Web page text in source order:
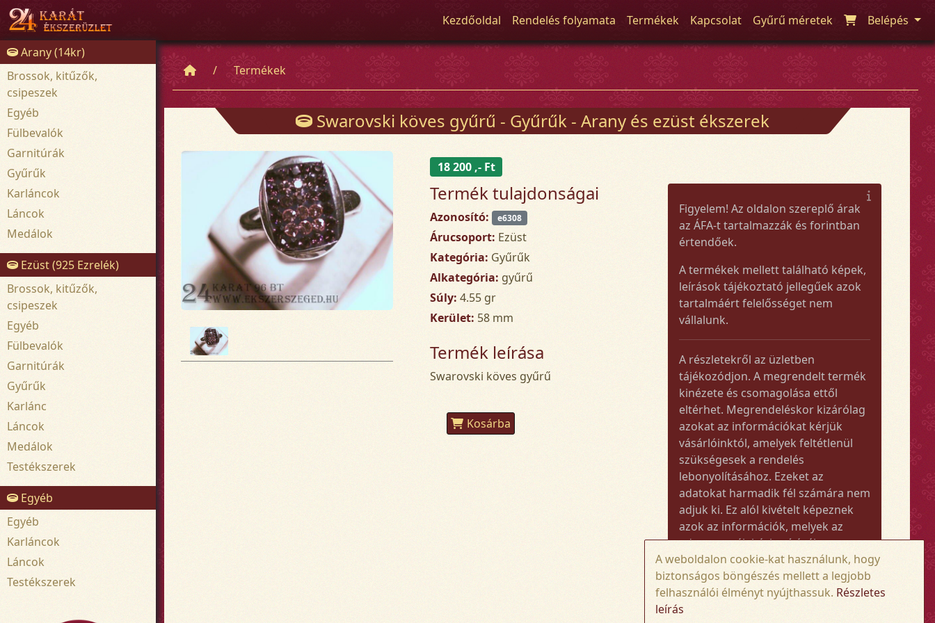
Kezdőoldal Rendelés folyamata Termékek Kapcsolat Gyűrű méretek Belépés
Arany (14kr)
Brossok, kitűzők,
csipeszek
Egyéb
Fülbevalók
Garnitúrák
Gyűrűk
Karláncok
Láncok
Medálok
Ezüst (925 Ezrelék)
Brossok, kitűzők,
csipeszek
Egyéb
Fülbevalók
Garnitúrák
Gyűrűk
Karlánc
Láncok
Medálok
Testékszerek
Egyéb
Egyéb
Karláncok
Láncok
Testékszerek
Termékek
Swarovski köves gyűrű - Gyűrűk - Arany és ezüst ékszerek
18 200 ,- Ft
Termék tulajdonságai
Azonosító: e6308
Árucsoport: Ezüst
Kategória: Gyűrűk
Alkategória: gyűrű
Súly: 4.55 gr
Kerület: 58 mm
Termék leírása
Swarovski köves gyűrű
Kosárba
Figyelem! Az oldalon szereplő árak
az ÁFA-t tartalmazzák és forintban
értendőek.
A termékek mellett található képek,
leírások tájékoztató jellegűek azok
tartalmáért felelősséget nem
vállalunk.
A részletekről az üzletben
tájékozódjon. A megrendelt termék
kinézete és csomagolása ettől
eltérhet. Megrendeléskor kizárólag
azokat az információkat kérjük
vásárlóinktól, amelyek feltétlenül
szükségesek a rendelés
lebonyolításához. Ezeket az
adatokat harmadik fél számára nem
adjuk ki. Ez alól kivételt képeznek
azok az információk, melyek az
adott termék kézbesítéséhez vagy
kiszállításához szükségesek.
Amennyiben a megrendelt termék
összege meghaladja az 50.000 Ft-ot,
A weboldalon cookie-kat használunk, hogy
biztonságos böngészés mellett a legjobb
felhasználói élményt nyújthassuk. Részletes
leírás